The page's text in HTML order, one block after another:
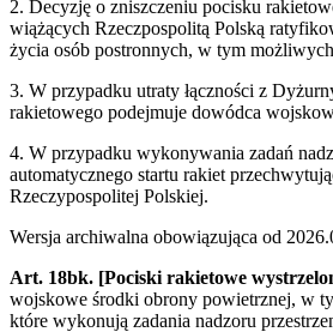
2. Decyzję o zniszczeniu pocisku
wiążących Rzeczpospolitą Polską
życia osób postronnych, w tym
3. W przypadku utraty łączności z
rakietowego podejmuje dowódca
4. W przypadku wykonywania zadań
automatycznego startu rakiet
Rzeczypospolitej Polskiej.
Wersja archiwalna obowiązująca od
Art. 18bk. [Pociski rakietowe
wojskowe środki obrony powietrznej, w
które wykonują zadania nadzoru